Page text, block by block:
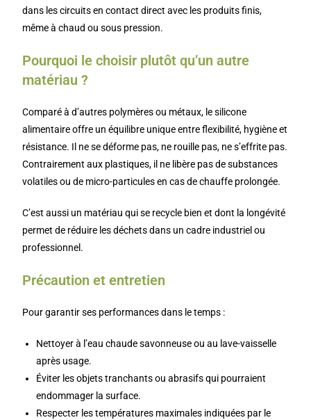
dans les circuits en contact direct avec les produits finis,
même à chaud ou sous pression.
Pourquoi le choisir plutôt qu’un autre
matériau ?
Comparé à d’autres polymères ou métaux, le silicone
alimentaire offre un équilibre unique entre flexibilité, hygiène et
résistance. Il ne se déforme pas, ne rouille pas, ne s’effrite pas.
Contrairement aux plastiques, il ne libère pas de substances
volatiles ou de micro-particules en cas de chauffe prolongée.
C’est aussi un matériau qui se recycle bien et dont la longévité
permet de réduire les déchets dans un cadre industriel ou
professionnel.
Précaution et entretien
Pour garantir ses performances dans le temps :
Nettoyer à l’eau chaude savonneuse ou au lave-vaisselle
après usage.
Éviter les objets tranchants ou abrasifs qui pourraient
endommager la surface.
Respecter les températures maximales indiquées par le